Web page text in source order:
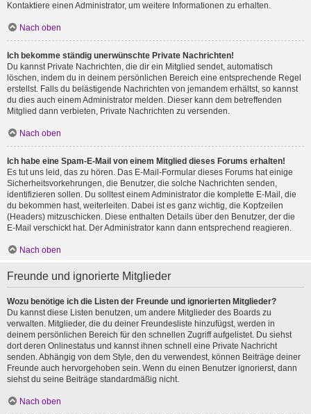
Kontaktiere einen Administrator, um weitere Informationen zu erhalten.
Nach oben
Ich bekomme ständig unerwünschte Private Nachrichten!
Du kannst Private Nachrichten, die dir ein Mitglied sendet, automatisch
löschen, indem du in deinem persönlichen Bereich eine entsprechende Regel
erstellst. Falls du belästigende Nachrichten von jemandem erhältst, so kannst
du dies auch einem Administrator melden. Dieser kann dem betreffenden
Mitglied dann verbieten, Private Nachrichten zu versenden.
Nach oben
Ich habe eine Spam-E-Mail von einem Mitglied dieses Forums erhalten!
Es tut uns leid, das zu hören. Das E-Mail-Formular dieses Forums hat einige
Sicherheitsvorkehrungen, die Benutzer, die solche Nachrichten senden,
identifizieren sollen. Du solltest einem Administrator die komplette E-Mail, die
du bekommen hast, weiterleiten. Dabei ist es ganz wichtig, die Kopfzeilen
(Headers) mitzuschicken. Diese enthalten Details über den Benutzer, der die
E-Mail verschickt hat. Der Administrator kann dann entsprechend reagieren.
Nach oben
Freunde und ignorierte Mitglieder
Wozu benötige ich die Listen der Freunde und ignorierten Mitglieder?
Du kannst diese Listen benutzen, um andere Mitglieder des Boards zu
verwalten. Mitglieder, die du deiner Freundesliste hinzufügst, werden in
deinem persönlichen Bereich für den schnellen Zugriff aufgelistet. Du siehst
dort deren Onlinestatus und kannst ihnen schnell eine Private Nachricht
senden. Abhängig von dem Style, den du verwendest, können Beiträge deiner
Freunde auch hervorgehoben sein. Wenn du einen Benutzer ignorierst, dann
siehst du seine Beiträge standardmäßig nicht.
Nach oben